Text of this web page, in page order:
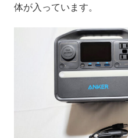
体が入っています。